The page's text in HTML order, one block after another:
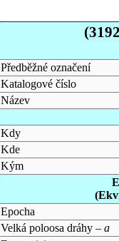
Předběžné označení
Katalogové číslo
Název
Kdy
Kde
Kým
Epocha
Velká poloosa dráhy – a